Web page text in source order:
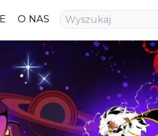
O NAS